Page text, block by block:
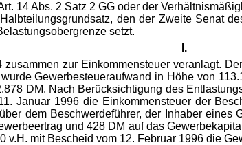
14 Abs. 2 Satz 2 GG oder der
den der Zweite Senat
setzt.
I.
zur Einkommensteuer veranlagt.
Gewerbesteueraufwand in Höhe von
DM. Nach Berücksichtigung des
Januar 1996 die Einkommensteuer der
dem Beschwerdeführer, der Inhaber
und 428 DM auf das
v.H. mit Bescheid vom 12. Februar 1996 die